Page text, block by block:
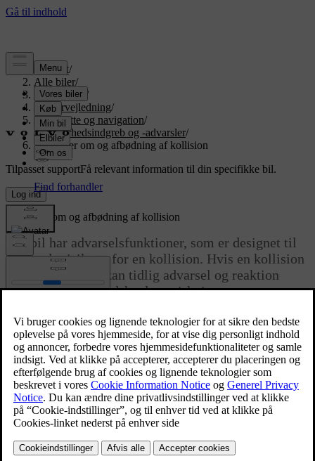
Support/
Alle biler/
EX90 2027 /
Brugervejledning/
Førerstøtte og navigation/
Sikkerhedsindgreb og -advarsler/
Advarsler om og afbødning af kollision
Tilpasset supportFå relevant information til din specifikke bil.
Log ind
Opdateret 07.08.2024
Advarsler om og afbødning af kollision
Din bil har advarselsfunktioner, som er designet til
at afbøde risikoen for en kollision. Hvis en kollision
ikke kan undgås, kan tidlig advarsel og reaktion
hjælpe med at mindske dens virkninger.
Kollisionsadvarselsfunktioner omfatter:
Advarsler om frontkollision
Advarsler om køretøjer, som krydser din kørebane
Advarsler om kollision bagfra